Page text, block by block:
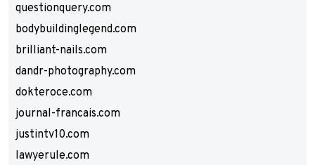
questionquery.com
bodybuildinglegend.com
brilliant-nails.com
dandr-photography.com
dokteroce.com
journal-francais.com
justintv10.com
lawyerule.com